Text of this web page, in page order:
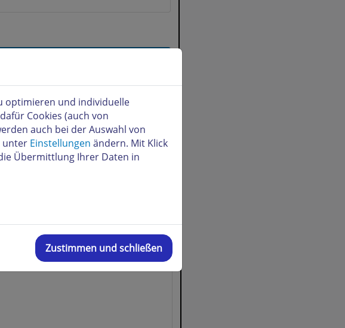
optimieren und individuelle
Cookies (auch von
auch bei der Auswahl von
unter Einstellungen ändern. Mit Klick
Übermittlung Ihrer Daten in
Zustimmen und schließen